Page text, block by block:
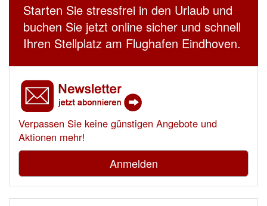
Starten Sie stressfrei in den Urlaub und
buchen Sie jetzt online sicher und schnell
Ihren Stellplatz am Flughafen Eindhoven.
Verpassen Sie keine günstigen Angebote und
Aktionen mehr!
Anmelden